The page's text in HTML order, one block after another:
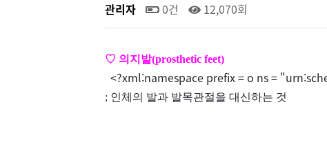
관리자 0건 12,070회
♡ 의지발(prosthetic feet)
<?xml:namespace prefix = o ns =
; 인체의 발과 발목관절을 대신하는 것